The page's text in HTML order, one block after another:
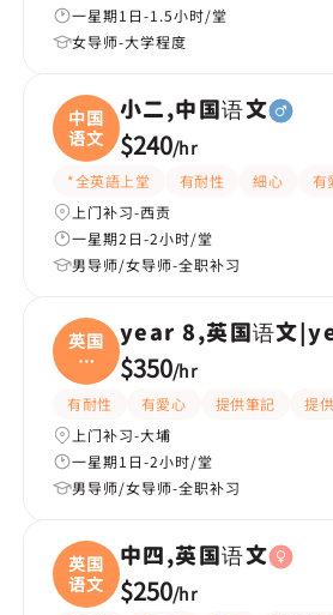
一星期1日-1.5小时/堂
女导师-大学程度
中国
语文
小二,中国语文
$240/hr
*全英語上堂 有耐性 細心 有
上门补习-西贡
一星期2日-2小时/堂
男导师/女导师-全职补习
英国
语
文|
year 8,英国语文
$350/hr
有耐性 有愛心 提供筆記 提
上门补习-大埔
一星期1日-2小时/堂
男导师/女导师-全职补习
英国
语文
中四,英国语文
$250/hr